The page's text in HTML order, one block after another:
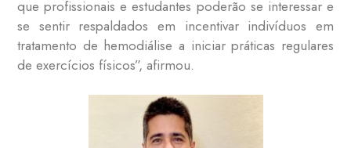
que profissionais e estudantes poderão se interessar e
se sentir respaldados em incentivar indivíduos em
tratamento de hemodiálise a iniciar práticas regulares
de exercícios físicos”, afirmou.